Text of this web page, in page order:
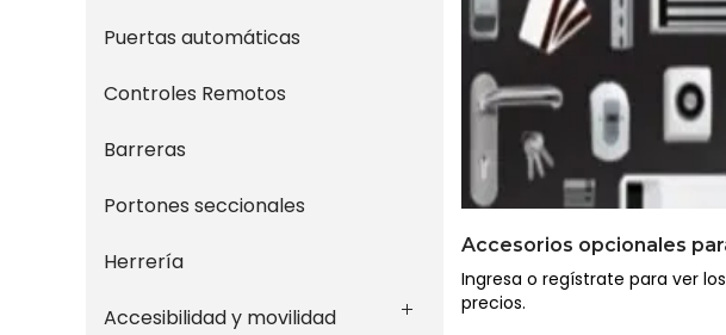
Ingresa o regístrate para ver los
precios.
Puertas automáticas
Controles Remotos
Barreras
Portones seccionales
Herrería
Accesibilidad y movilidad